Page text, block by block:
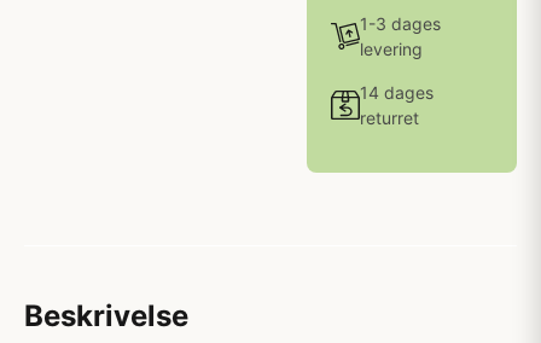
1-3 dages
levering
14 dages
returret
Beskrivelse